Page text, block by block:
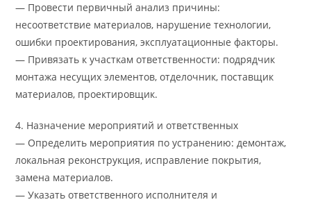
— Провести первичный анализ причины:
несоответствие материалов, нарушение технологии,
ошибки проектирования, эксплуатационные факторы.
— Привязать к участкам ответственности: подрядчик
монтажа несущих элементов, отделочник, поставщик
материалов, проектировщик.
4. Назначение мероприятий и ответственных
— Определить мероприятия по устранению: демонтаж,
локальная реконструкция, исправление покрытия,
замена материалов.
— Указать ответственного исполнителя и